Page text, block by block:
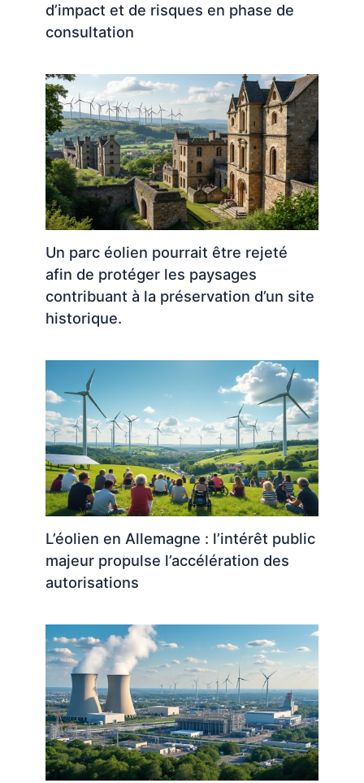
d’impact et de risques en phase de
consultation
Un parc éolien pourrait être rejeté
afin de protéger les paysages
contribuant à la préservation d’un site
historique.
L’éolien en Allemagne : l’intérêt public
majeur propulse l’accélération des
autorisations